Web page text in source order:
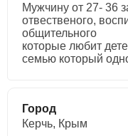
Мужчину от 27- 36
отвественого,
общительного
которые любит
семью который
Город
Керчь, Крым